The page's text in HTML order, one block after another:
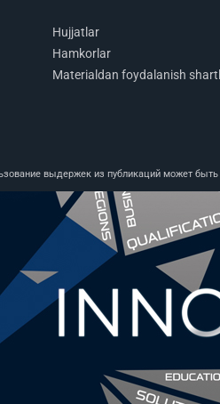
Hujjatlar
Hamkorlar
Materialdan foydalanish
выдержек из публикаций может